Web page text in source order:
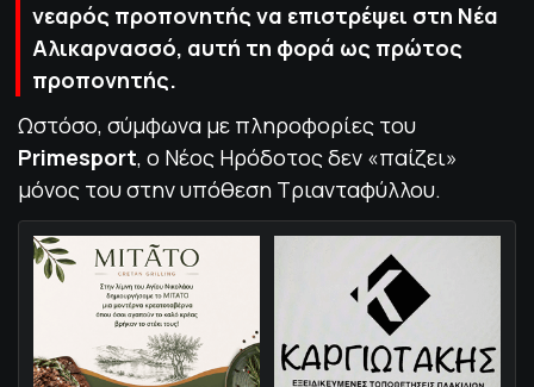
νεαρός προπονητής να επιστρέψει στη Νέα
Αλικαρνασσό, αυτή τη φορά ως πρώτος
προπονητής.
Ωστόσο, σύμφωνα με πληροφορίες του
Primesport, ο Νέος Ηρόδοτος δεν «παίζει»
μόνος του στην υπόθεση Τριανταφύλλου.